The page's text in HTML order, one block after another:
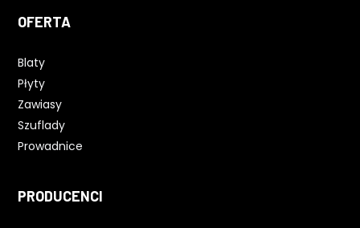
OFERTA
Blaty
Płyty
Zawiasy
Szuflady
Prowadnice
PRODUCENCI